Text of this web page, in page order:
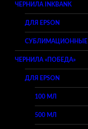
ЧЕРНИЛА INKBANK
ДЛЯ EPSON
СУБЛИМАЦИОННЫЕ
ЧЕРНИЛА «ПОБЕДА»
ДЛЯ EPSON
100 МЛ
500 МЛ